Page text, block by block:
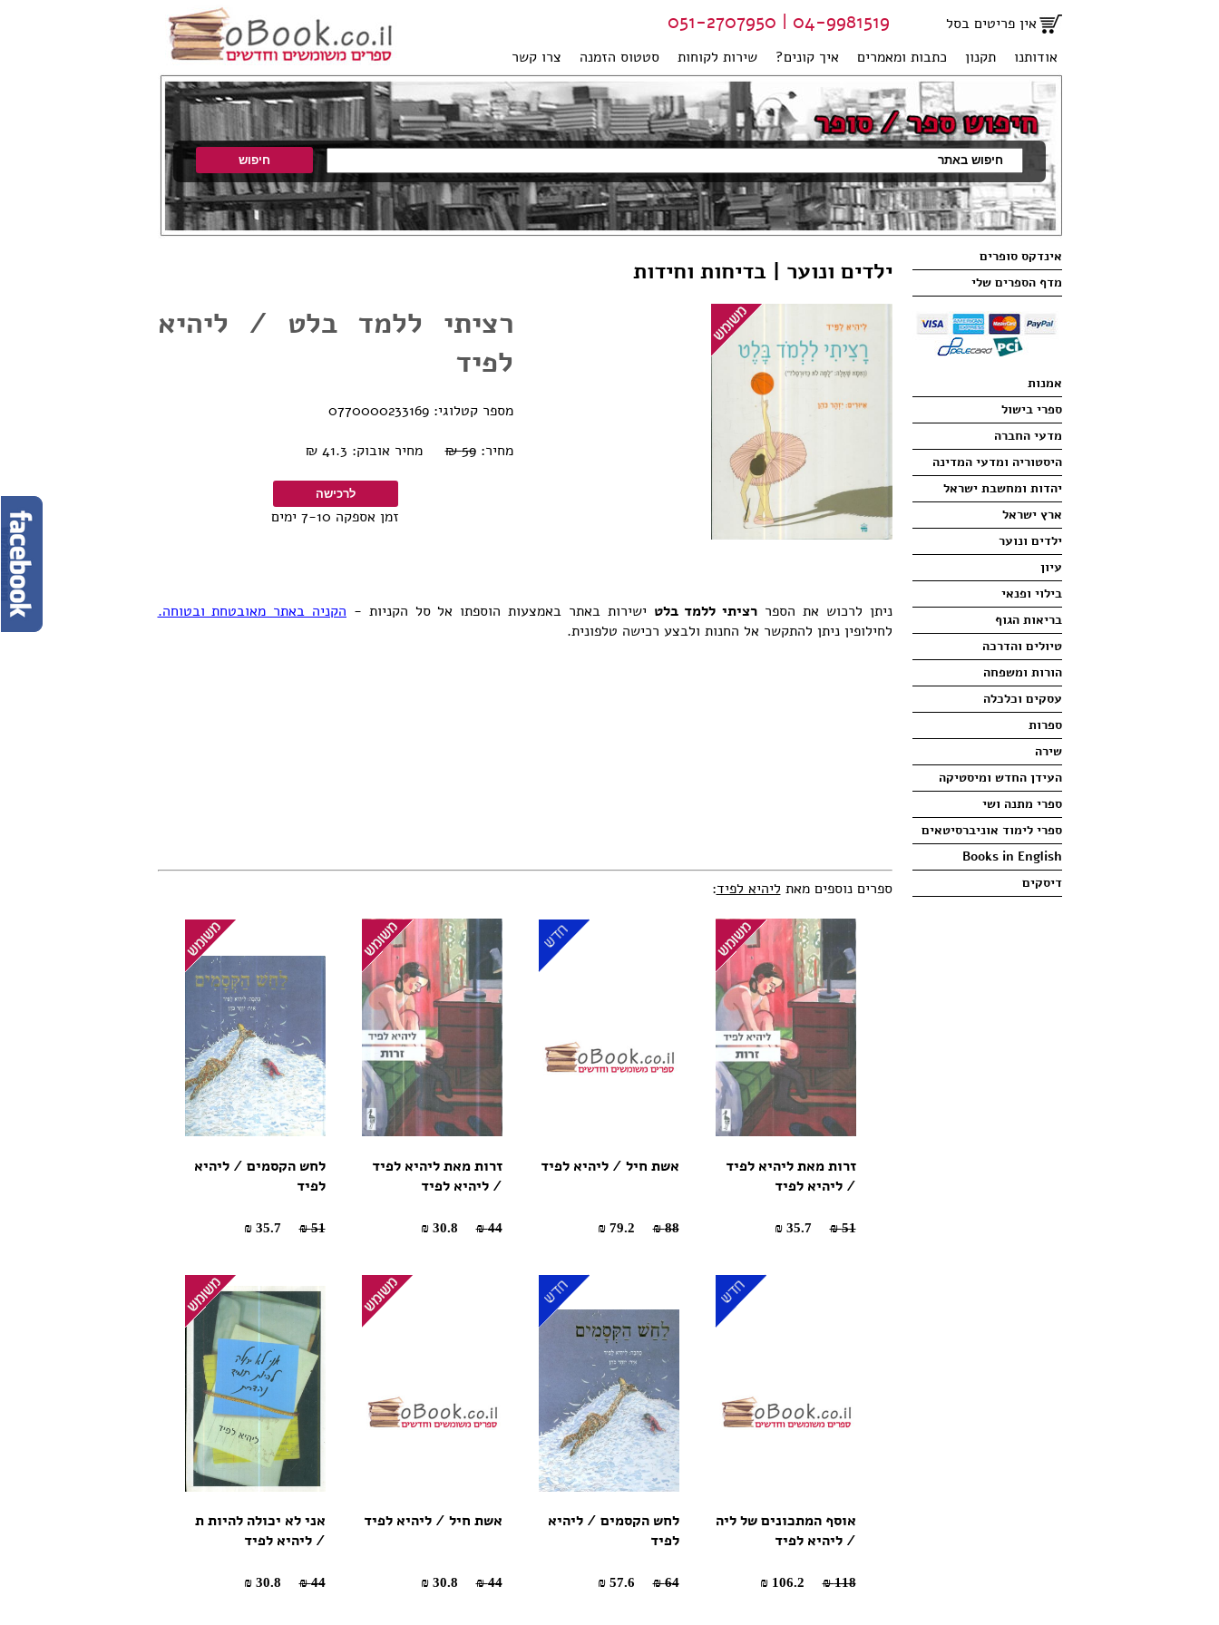
אין פריטים בסל
אודותנו
תקנון כתבות ומאמרים איך קונים? שירות לקוחות סטטוס הזמנה צרו קשר
04-9981519 | 051-2707950
אינדקס סופרים
מדף הספרים שלי
אמנות
ספרי בישול
מדעי החברה
היסטוריה ומדעי המדינה
יהדות ומחשבת ישראל
ארץ ישראל
ילדים ונוער
עיון
בילוי ופנאי
בריאות הגוף
טיולים והדרכה
הורות ומשפחה
עסקים וכלכלה
ספרות
שירה
העידן החדש ומיסטיקה
ספרי מתנה ושי
ספרי לימוד אוניברסיטאים
Books in English
דיסקים
ילדים ונוער | בדיחות וחידות
רציתי ללמד בלט / ליהיא
לפיד
מספר קטלוגי: 0770000233169
מחיר:59 ₪ מחיר אובוק: 41.3 ₪
זמן אספקה 7-10 ימים
ניתן לרכוש את הספר רציתי ללמד בלט ישירות באתר באמצעות הוספתו אל סל הקניות - הקניה באתר מאובטחת ובטוחה.
לחילופין ניתן להתקשר אל החנות ולבצע רכישה טלפונית.
ספרים נוספים מאת ליהיא לפיד:
זרות מאת ליהיא לפיד
/ ליהיא לפיד
51 ₪
35.7 ₪
אשת חיל / ליהיא לפיד
88 ₪
79.2 ₪
זרות מאת ליהיא לפיד
/ ליהיא לפיד
44 ₪
30.8 ₪
לחש הקסמים / ליהיא
לפיד
51 ₪
35.7 ₪
אוסף המתכונים של ליה
/ ליהיא לפיד
118 ₪
106.2 ₪
לחש הקסמים / ליהיא
לפיד
64 ₪
57.6 ₪
אשת חיל / ליהיא לפיד
44 ₪
30.8 ₪
אני לא יכולה להיות ת
/ ליהיא לפיד
44 ₪
30.8 ₪